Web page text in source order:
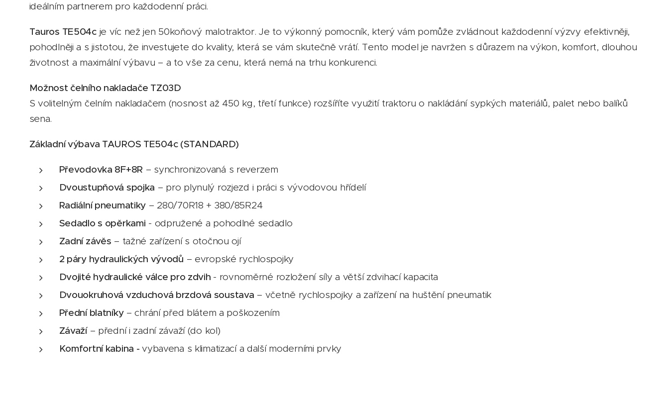
ideálním partnerem pro každodenní práci.
Tauros TE504cje víc než jen 50koňový malotraktor. Je to výkonný pomocník, který vám pomůže zvládnout každodenní výzvy efektivněji,
pohodlněji a s jistotou, že investujete do kvality, která se vám skutečně vrátí. Tento model je navržen s důrazem na výkon, komfort, dlouhou
životnost a maximální výbavu – a to vše za cenu, která nemá na trhu konkurenci.
Možnost čelního nakladače TZ03D
S volitelným čelním nakladačem (nosnost až 450 kg, třetí funkce) rozšíříte využití traktoru o nakládání sypkých materiálů, palet nebo balíků
sena.
Základní výbava TAUROS TE504c (STANDARD)
Převodovka 8F+8R – synchronizovaná s reverzem
Dvoustupňová spojka – pro plynulý rozjezd i práci s vývodovou hřídelí
Radiální pneumatiky – 280/70R18 + 380/85R24
Sedadlo s opěrkami - odpružené a pohodlné sedadlo
Zadní závěs – tažné zařízení s otočnou ojí
2 páry hydraulických vývodů – evropské rychlospojky
Dvojité hydraulické válce pro zdvih - rovnoměrné rozložení síly a větší zdvihací kapacita
Dvouokruhová vzduchová brzdová soustava – včetně rychlospojky a zařízení na huštění pneumatik
Přední blatníky– chrání před blátem a poškozením
Závaží– přední i zadní závaží (do kol)
Komfortní kabina -vybavena s klimatizací a další moderními prvky